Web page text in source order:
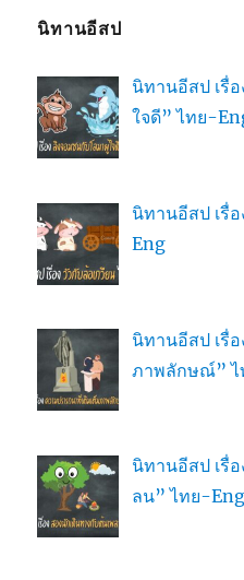
นิทานอีสป
นิทานอีสป เรื่
ใจดี” ไทย-
นิทานอีสป เรื่
Eng
นิทานอีสป เรื่
ภาพลักษณ์”
นิทานอีสป เรื่
ลน” ไทย-Eng